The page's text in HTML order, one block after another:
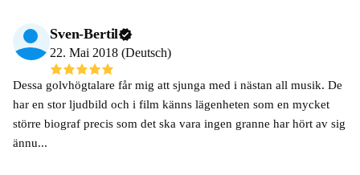
Sven-Bertil
22. Mai 2018 (Deutsch)
Dessa golvhögtalare får mig att sjunga med i nästan all musik. De
har en stor ljudbild och i film känns lägenheten som en mycket
större biograf precis som det ska vara ingen granne har hört av sig
ännu...